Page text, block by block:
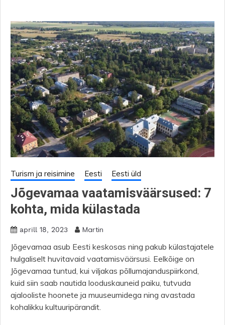
Turism ja reisimine Eesti Eesti üld
Jõgevamaa vaatamisväärsused: 7
kohta, mida külastada
aprill 18, 2023 Martin
Jõgevamaa asub Eesti keskosas ning pakub külastajatele
hulgaliselt huvitavaid vaatamisväärsusi. Eelkõige on
Jõgevamaa tuntud, kui viljakas põllumajanduspiirkond,
kuid siin saab nautida looduskauneid paiku, tutvuda
ajalooliste hoonete ja muuseumidega ning avastada
kohalikku kultuuripärandit.